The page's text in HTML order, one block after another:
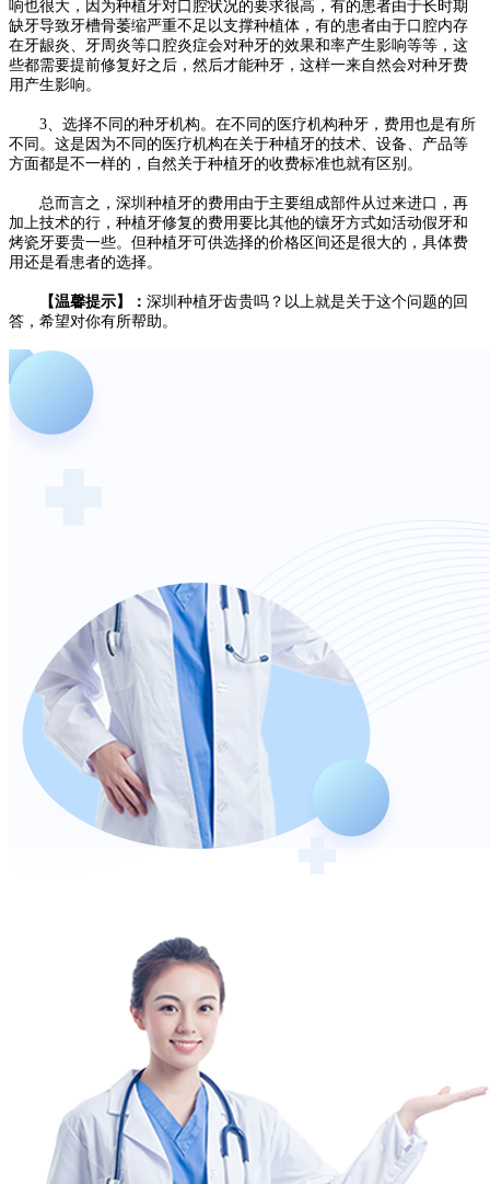
响也很大，因为种植牙对口腔状况的要求很高，有的患者由于长时期
缺牙导致牙槽骨萎缩严重不足以支撑种植体，有的患者由于口腔内存
在牙龈炎、牙周炎等口腔炎症会对种牙的效果和率产生影响等等，这
些都需要提前修复好之后，然后才能种牙，这样一来自然会对种牙费
用产生影响。
3、选择不同的种牙机构。在不同的医疗机构种牙，费用也是有所
不同。这是因为不同的医疗机构在关于种植牙的技术、设备、产品等
方面都是不一样的，自然关于种植牙的收费标准也就有区别。
总而言之，深圳种植牙的费用由于主要组成部件从过来进口，再
加上技术的行，种植牙修复的费用要比其他的镶牙方式如活动假牙和
烤瓷牙要贵一些。但种植牙可供选择的价格区间还是很大的，具体费
用还是看患者的选择。
【温馨提示】： 深圳种植牙齿贵吗？以上就是关于这个问题的回
答，希望对你有所帮助。